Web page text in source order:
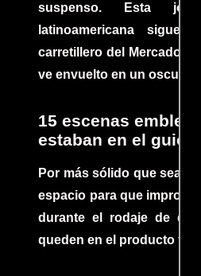
suspenso. Esta joya
latinoamericana sigue
carretillero del Mercado 4
ve envuelto en un oscuro
15 escenas
estaban en el guion
Por más sólido que sea
espacio para que
durante el rodaje de
queden en el producto final.